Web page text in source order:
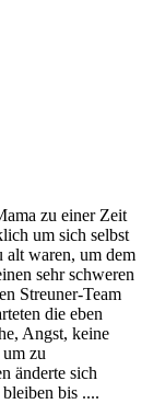
zu einer Zeit
um sich selbst
alt waren, um dem
sehr schweren
Streuner-Team
die eben
Angst, keine
zu
änderte sich
bis ....